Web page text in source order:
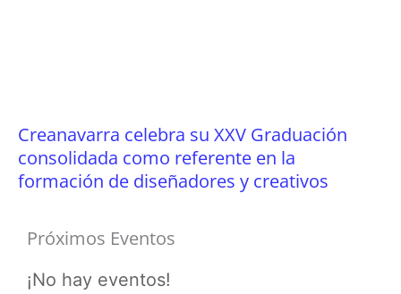
Creanavarra celebra su XXV Graduación
consolidada como referente en la
formación de diseñadores y creativos
Próximos Eventos
¡No hay eventos!